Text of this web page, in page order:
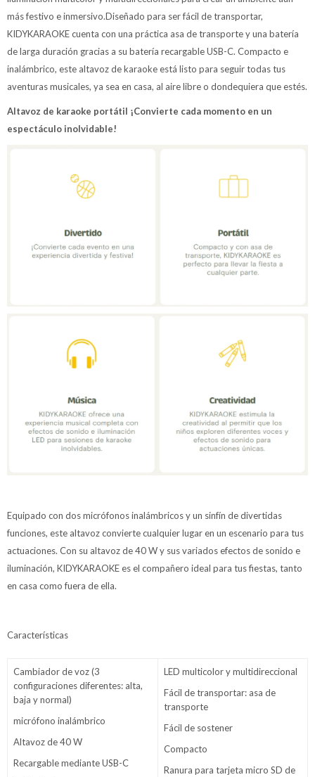
más festivo e inmersivo.Diseñado para ser fácil de transportar,
KIDYKARAOKE cuenta con una práctica asa de transporte y una batería
de larga duración gracias a su batería recargable USB-C. Compacto e
inalámbrico, este altavoz de karaoke está listo para seguir todas tus
aventuras musicales, ya sea en casa, al aire libre o dondequiera que estés.
Altavoz de karaoke portátil ¡Convierte cada momento en un
espectáculo inolvidable!
Equipado con dos micrófonos inalámbricos y un sinfín de divertidas
funciones, este altavoz convierte cualquier lugar en un escenario para tus
actuaciones. Con su altavoz de 40 W y sus variados efectos de sonido e
iluminación, KIDYKARAOKE es el compañero ideal para tus fiestas, tanto
en casa como fuera de ella.
Características
Cambiador de voz (3
configuraciones diferentes: alta,
baja y normal)
micrófono inalámbrico
Altavoz de 40 W
Recargable mediante USB-C
LED multicolor y multidireccional
Fácil de transportar: asa de
transporte
Fácil de sostener
Compacto
Ranura para tarjeta micro SD de